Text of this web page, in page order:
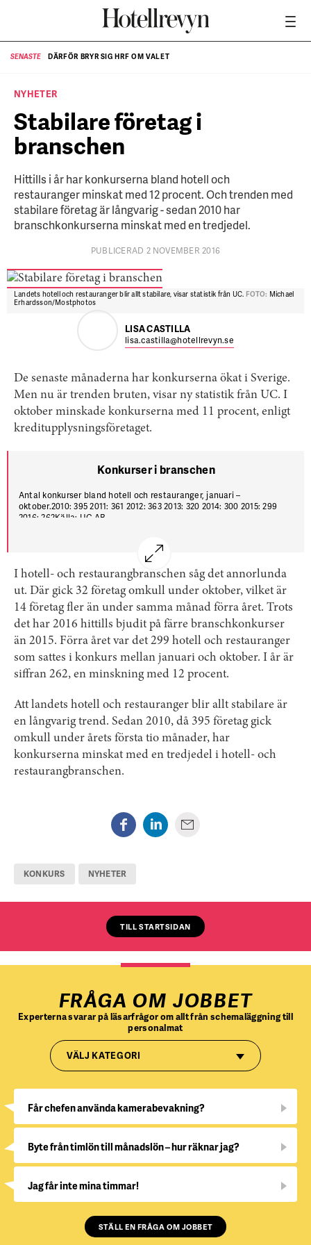
SENASTE DÄRFÖR BRYR SIG HRF OM VALET
NYHETER
Stabilare företag i
branschen
Hittills i år har konkurserna bland hotell och
restauranger minskat med 12 procent. Och trenden med
stabilare företag är långvarig - sedan 2010 har
branschkonkurserna minskat med en tredjedel.
PUBLICERAD 2 NOVEMBER 2016
Landets hotell och restauranger blir allt stabilare, visar statistik från UC. FOTO: Michael
Erhardsson/Mostphotos
LISA CASTILLA
lisa.castilla@hotellrevyn.se
De senaste månaderna har konkurserna ökat i Sverige.
Men nu är trenden bruten, visar ny statistik från UC. I
oktober minskade konkurserna med 11 procent, enligt
kreditupplysningsföretaget.
Konkurser i branschen
Antal konkurser bland hotell och restauranger, januari –
oktober.2010: 395 2011: 361 2012: 363 2013: 320 2014: 300 2015: 299
2016: 262Källa: UC AB
I hotell- och restaurangbranschen såg det annorlunda
ut. Där gick 32 företag omkull under oktober, vilket är
14 företag fler än under samma månad förra året. Trots
det har 2016 hittills bjudit på färre branschkonkurser
än 2015. Förra året var det 299 hotell och restauranger
som sattes i konkurs mellan januari och oktober. I år är
siffran 262, en minskning med 12 procent.
Att landets hotell och restauranger blir allt stabilare är
en långvarig trend. Sedan 2010, då 395 företag gick
omkull under årets första tio månader, har
konkurserna minskat med en tredjedel i hotell- och
restaurangbranschen.
KONKURS NYHETER
TILL STARTSIDAN
FRÅGA OM JOBBET
Experterna svarar på läsarfrågor om allt från schemaläggning till
personalmat
VÄLJ KATEGORI
Får chefen använda kamerabevakning?
Byte från timlön till månadslön – hur räknar jag?
Jag får inte mina timmar!
STÄLL EN FRÅGA OM JOBBET